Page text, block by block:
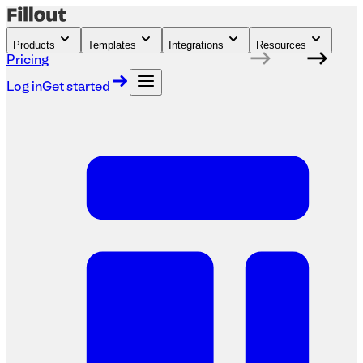
Products Templates Integrations Resources
Pricing
Log inGet started